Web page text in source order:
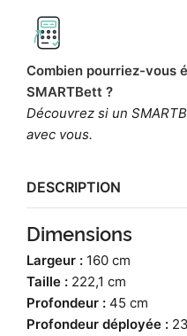
Combien pourriez-vous
SMARTBett ?
Découvrez si un
avec vous.
DESCRIPTION
Dimensions
Largeur : 160 cm
Taille : 222,1 cm
Profondeur : 45 cm
Profondeur déployée :